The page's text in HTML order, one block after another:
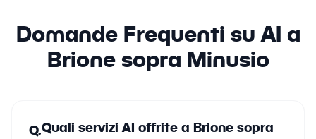
Domande Frequenti su AI a
Brione sopra Minusio
Q.Quali servizi AI offrite a Brione sopra